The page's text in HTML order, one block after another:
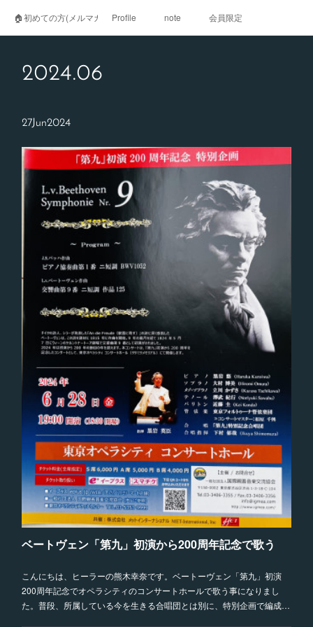
🏠初めての方(メルマガ登録)Profile note 会員限定
2024.06
27Jun2024
ベートヴェン「第九」初演から200周年記念で歌う
こんにちは、ヒーラーの熊木幸奈です。ベートーヴェン「第九」初演
200周年記念でオペラシティのコンサートホールで歌う事になりまし
た。普段、所属している今を生きる合唱団とは別に、特別企画で編成…